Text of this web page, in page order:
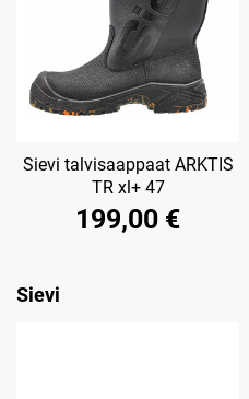
Sievi talvisaappaat ARKTIS
TR xl+ 47
199,00 €
Sievi